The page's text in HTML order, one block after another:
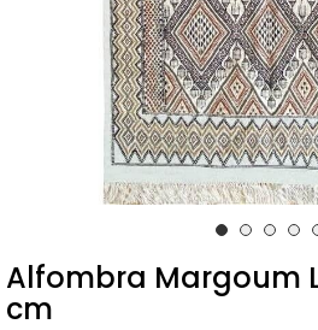
Alfombra Margoum
cm